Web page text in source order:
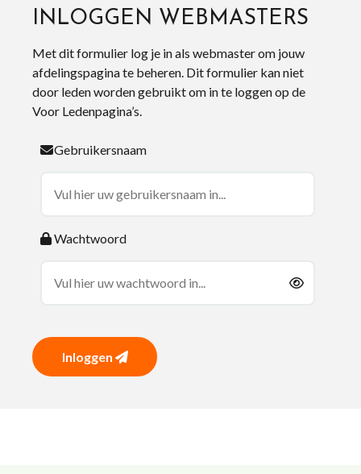
INLOGGEN WEBMASTERS
Met dit formulier log je in als webmaster om jouw
afdelingspagina te beheren. Dit formulier kan niet
door leden worden gebruikt om in te loggen op de
Voor Ledenpagina’s.
Gebruikersnaam
Wachtwoord
Inloggen